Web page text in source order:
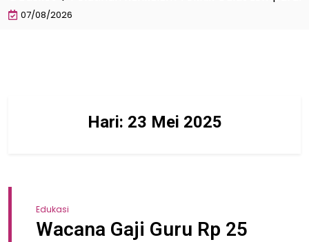
07/08/2026
Hari: 23 Mei 2025
Edukasi
Wacana Gaji Guru Rp 25